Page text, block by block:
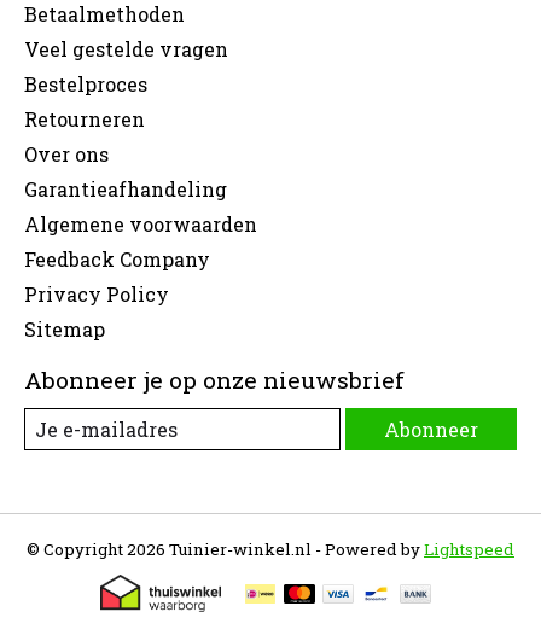
Betaalmethoden
Veel gestelde vragen
Bestelproces
Retourneren
Over ons
Garantieafhandeling
Algemene voorwaarden
Feedback Company
Privacy Policy
Sitemap
Abonneer je op onze nieuwsbrief
Abonneer
© Copyright 2026 Tuinier-winkel.nl - Powered byLightspeed